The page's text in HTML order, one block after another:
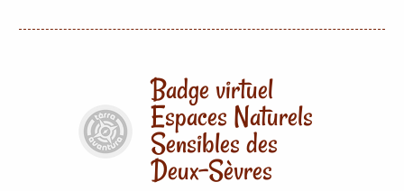
Badge virtuel
Espaces Naturels
Sensibles des
Deux-Sèvres